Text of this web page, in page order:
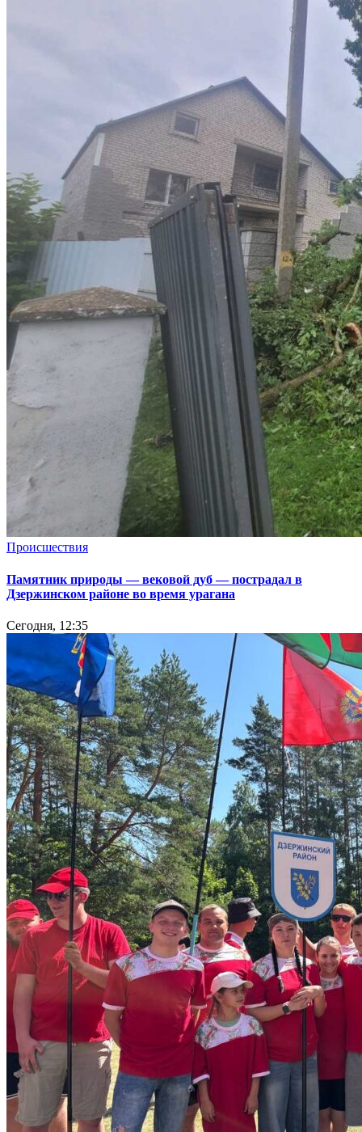
Происшествия
Памятник природы — вековой дуб — пострадал в
Дзержинском районе во время урагана
Сегодня, 12:35